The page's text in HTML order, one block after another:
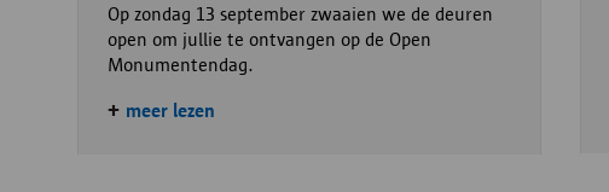
Op zondag 13 september zwaaien we de deuren
open om jullie te ontvangen op de Open
Monumentendag.
meer lezen